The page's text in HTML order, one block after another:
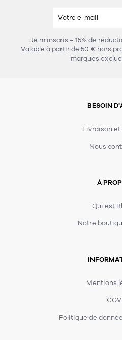
Je m’inscris = 15% de
Valable à partir de 50 € hors
marques
BESOIN
Livraison
Nous
À
Qui est
Notre
Mentions
CGV
Politique de